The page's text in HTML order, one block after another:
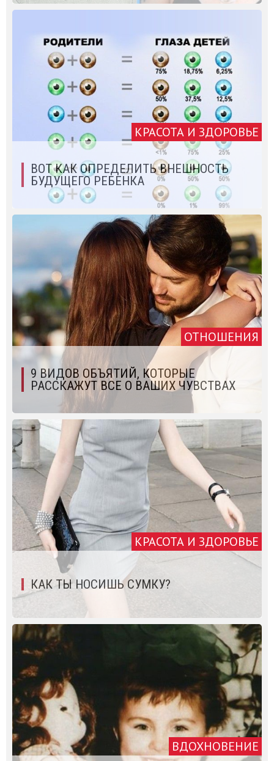
КРАСОТА И ЗДОРОВЬЕ
ВОТ КАК ОПРЕДЕЛИТЬ ВНЕШНОСТЬ
БУДУЩЕГО РЕБЕНКА
ОТНОШЕНИЯ
9 ВИДОВ ОБЪЯТИЙ, КОТОРЫЕ
РАССКАЖУТ ВСЕ О ВАШИХ ЧУВСТВАХ
КРАСОТА И ЗДОРОВЬЕ
КАК ТЫ НОСИШЬ СУМКУ?
ВДОХНОВЕНИЕ